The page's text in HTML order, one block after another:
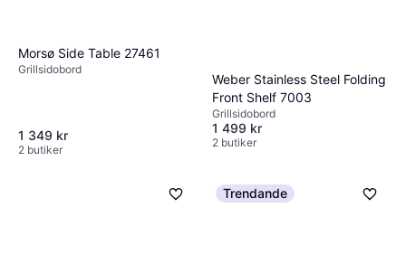
Morsø Side Table 27461
Grillsidobord
1 349 kr
2 butiker
Weber Stainless Steel Folding
Front Shelf 7003
Grillsidobord
1 499 kr
2 butiker
Trendande